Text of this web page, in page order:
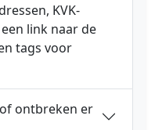
KVK-
link naar de
tags voor
ontbreken er